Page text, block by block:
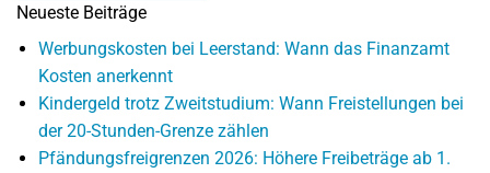
Neueste Beiträge
Werbungskosten bei Leerstand: Wann das Finanzamt
Kosten anerkennt
Kindergeld trotz Zweitstudium: Wann Freistellungen bei
der 20-Stunden-Grenze zählen
Pfändungsfreigrenzen 2026: Höhere Freibeträge ab 1.